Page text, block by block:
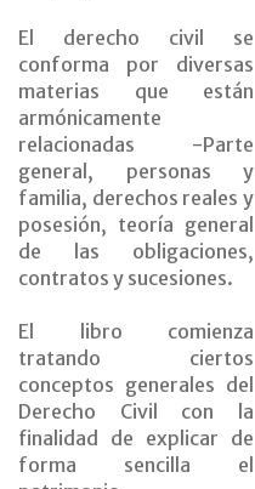
El derecho civil se
conforma por diversas
materias que están
armónicamente
relacionadas -Parte
general, personas y
familia, derechos reales y
posesión, teoría general
de las obligaciones,
contratos y sucesiones.
El libro comienza
tratando ciertos
conceptos generales del
Derecho Civil con la
finalidad de explicar de
forma sencilla el